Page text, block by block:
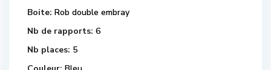
Boite: Rob double embray
Nb de rapports: 6
Nb places: 5